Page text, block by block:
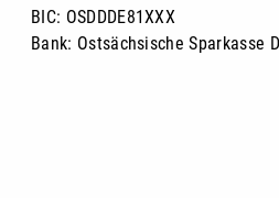
BIC: OSDDDE81XXX
Bank: Ostsächsische Sparkasse